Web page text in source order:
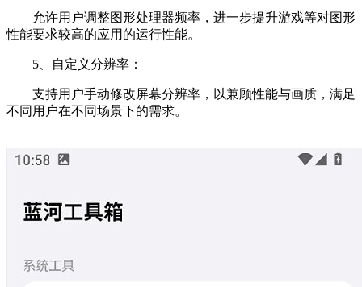
允许用户调整图形处理器频率，进一步提升游戏等对图形
性能要求较高的应用的运行性能。
5、自定义分辨率：
支持用户手动修改屏幕分辨率，以兼顾性能与画质，满足
不同用户在不同场景下的需求。